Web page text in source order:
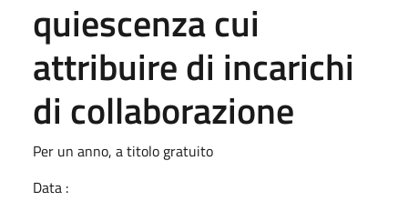
quiescenza cui
attribuire di incarichi
di collaborazione
Per un anno, a titolo gratuito
Data :